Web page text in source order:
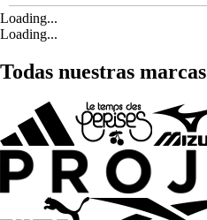
Loading...
Loading...
Todas nuestras marcas